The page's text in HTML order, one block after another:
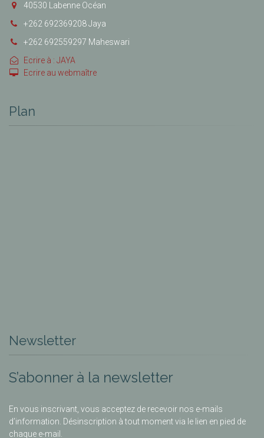
40530 Labenne Océan
+262 692369208 Jaya
+262 692559297 Maheswari
Ecrire à : JAYA
Ecrire au webmaître
Plan
Newsletter
S’abonner à la newsletter
En vous inscrivant, vous acceptez de recevoir nos e-mails
d’information. Désinscription à tout moment via le lien en pied de
chaque e-mail.